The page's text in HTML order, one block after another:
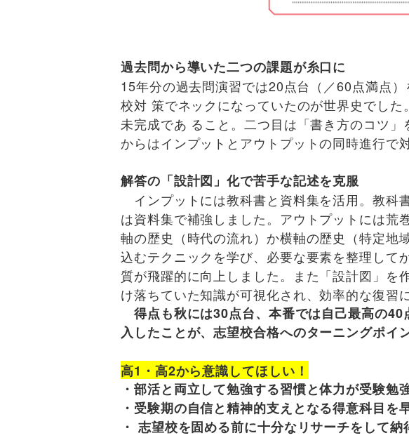
過去問から導いた二つの課題が糸口に
15年分の過去問演習では20点台（／60点満点
校対 策でネックになっていたのが世界史でし
未完成であ ること。二つ目は「書き方のコツ
からはインプットとアウトプットの同時進行で
解答の「設計図」化で苦手な記述を克服
インプットには教科書と資料集を活用。教科
は資料集で補強しました。アウトプットには荒
軸の歴史（時代の流れ）か横軸の歴史（特定地
込むテクニックを学び、必要な要素を整理して
質が飛躍的に向上しました。また「設計図」を
け落ちていた知識が可視化され、効率的な復習
得点も秋には30点台、本番では自己最高の
入したことが、志望校合格へのターニングポイ
高1・高2から意識してほしい！
・部活と両立して勉強する習慣と体力が受験勉
・受験期の自信と精神的支えとなる得意科目を
・ 志望校を固める前に十分なリサーチをして